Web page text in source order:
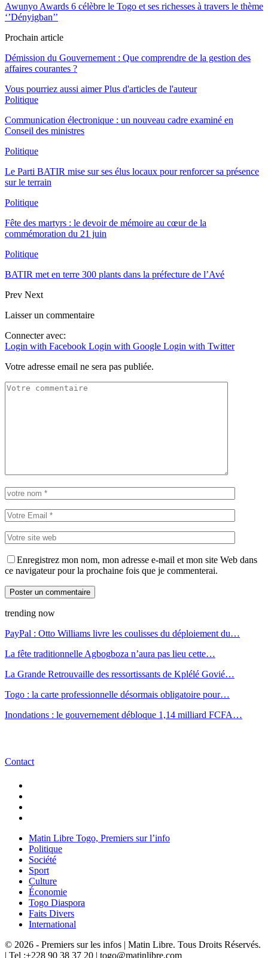
Awunyo Awards 6 célèbre le Togo et ses richesses à travers le thème
‘’Dényigban’’
Prochain article
Démission du Gouvernement : Que comprendre de la gestion des
affaires courantes ?
Vous pourriez aussi aimer Plus d'articles de l'auteur
Politique
Communication électronique : un nouveau cadre examiné en
Conseil des ministres
Politique
Le Parti BATIR mise sur ses élus locaux pour renforcer sa présence
sur le terrain
Politique
Fête des martyrs : le devoir de mémoire au cœur de la
commémoration du 21 juin
Politique
BATIR met en terre 300 plants dans la préfecture de l’Avé
Prev Next
Laisser un commentaire
Connecter avec:
Login with Facebook Login with Google Login with Twitter
Votre adresse email ne sera pas publiée.
Enregistrez mon nom, mon adresse e-mail et mon site Web dans
ce navigateur pour la prochaine fois que je commenterai.
trending now
PayPal : Otto Williams livre les coulisses du déploiement du…
La fête traditionnelle Agbogboza n’aura pas lieu cette…
La Grande Retrouvaille des ressortissants de Kplélé Govié…
Togo : la carte professionnelle désormais obligatoire pour…
Inondations : le gouvernement débloque 1,14 milliard FCFA…
Contact
Matin Libre Togo, Premiers sur l’info
Politique
Société
Sport
Culture
Économie
Togo Diaspora
Faits Divers
International
© 2026 - Premiers sur les infos | Matin Libre. Tous Droits Réservés.
| Tel :+228 90 38 37 20 | togo@matinlibre.com